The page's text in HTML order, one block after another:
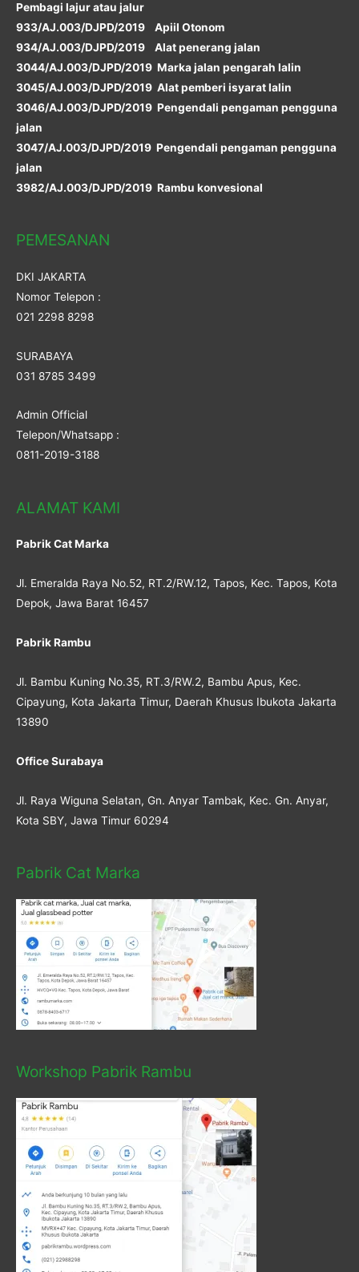
Pembagi lajur atau jalur
933/AJ.003/DJPD/2019 Apiil Otonom
934/AJ.003/DJPD/2019 Alat penerang jalan
3044/AJ.003/DJPD/2019 Marka jalan pengarah lalin
3045/AJ.003/DJPD/2019 Alat pemberi isyarat lalin
3046/AJ.003/DJPD/2019 Pengendali pengaman pengguna
jalan
3047/AJ.003/DJPD/2019 Pengendali pengaman pengguna
jalan
3982/AJ.003/DJPD/2019 Rambu konvesional
PEMESANAN
DKI JAKARTA
Nomor Telepon :
021 2298 8298
SURABAYA
031 8785 3499
Admin Official
Telepon/Whatsapp :
0811-2019-3188
ALAMAT KAMI
Pabrik Cat Marka
Jl. Emeralda Raya No.52, RT.2/RW.12, Tapos, Kec. Tapos, Kota
Depok, Jawa Barat 16457
Pabrik Rambu
Jl. Bambu Kuning No.35, RT.3/RW.2, Bambu Apus, Kec.
Cipayung, Kota Jakarta Timur, Daerah Khusus Ibukota Jakarta
13890
Office Surabaya
Jl. Raya Wiguna Selatan, Gn. Anyar Tambak, Kec. Gn. Anyar,
Kota SBY, Jawa Timur 60294
Pabrik Cat Marka
Workshop Pabrik Rambu